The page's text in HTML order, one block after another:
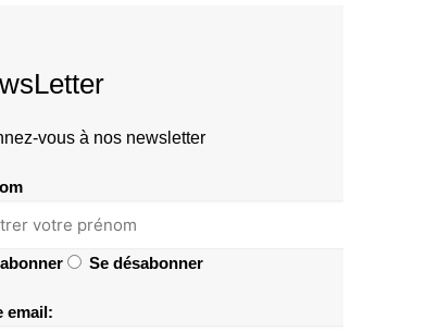
vous à nos newsletter
Se désabonner
email: